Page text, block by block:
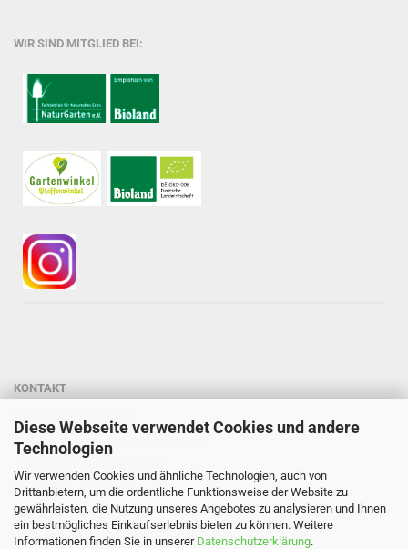
Diese Webseite verwendet Cookies und andere
Technologien
Wir verwenden Cookies und ähnliche Technologien, auch von
Drittanbietern, um die ordentliche Funktionsweise der Website zu
gewährleisten, die Nutzung unseres Angebotes zu analysieren und Ihnen
ein bestmögliches Einkaufserlebnis bieten zu können. Weitere
Informationen finden Sie in unserer Datenschutzerklärung.
WIR SIND MITGLIED BEI:
KONTAKT
Dipl.-Ing. Susanne Spatz-Behmenburg
Tel: 0 88 03 - 47 80 900
Mail: info@staudenspatz.de